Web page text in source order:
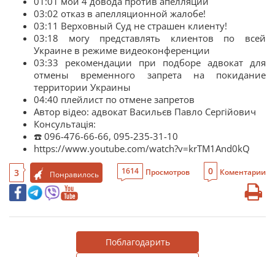
03:02 отказ в апелляционной жалобе!
03:11 Верховный Суд не страшен клиенту!
03:18 могу представлять клиентов по всей
Украине в режиме видеоконференции
03:33 рекомендации при подборе адвокат для
отмены временного запрета на покидание
территории Украины
04:40 плейлист по отмене запретов
Автор відео: адвокат Васильєв Павло Сергійович
Консультація:
☎️ 096-476-66-66, 095-235-31-10
https://www.youtube.com/watch?v=krTM1And0kQ
3 Понравилось 1614 Просмотров 0 Коментарии
Поблагодарить